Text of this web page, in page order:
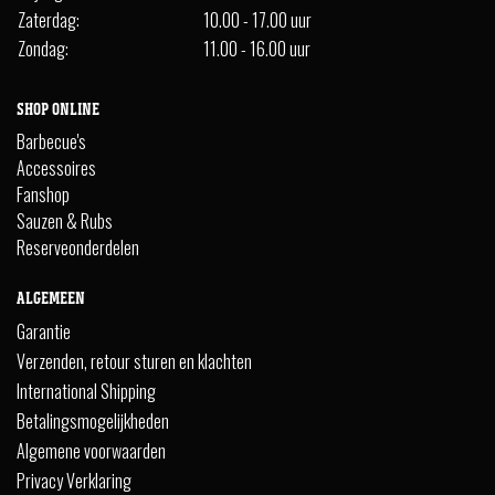
Zaterdag:
10.00 - 17.00 uur
Zondag:
11.00 - 16.00 uur
SHOP ONLINE
Barbecue's
Accessoires
Fanshop
Sauzen & Rubs
Reserveonderdelen
ALGEMEEN
Garantie
Verzenden, retour sturen en klachten
International Shipping
Betalingsmogelijkheden
Algemene voorwaarden
Privacy Verklaring